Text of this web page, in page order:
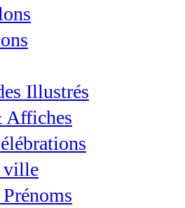
Illustrés
Affiches
ville